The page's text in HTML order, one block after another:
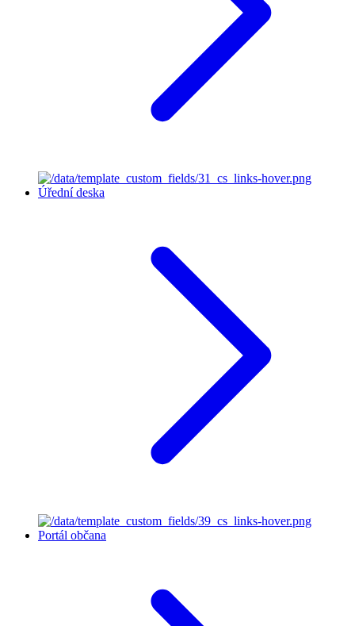
Úřední deska
Portál občana